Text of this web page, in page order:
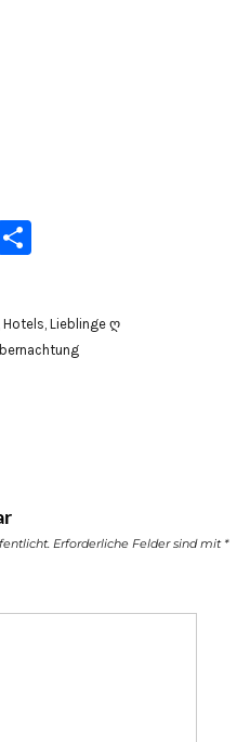
Hotels Lieblinge ღ
Erforderliche Felder sind mit *